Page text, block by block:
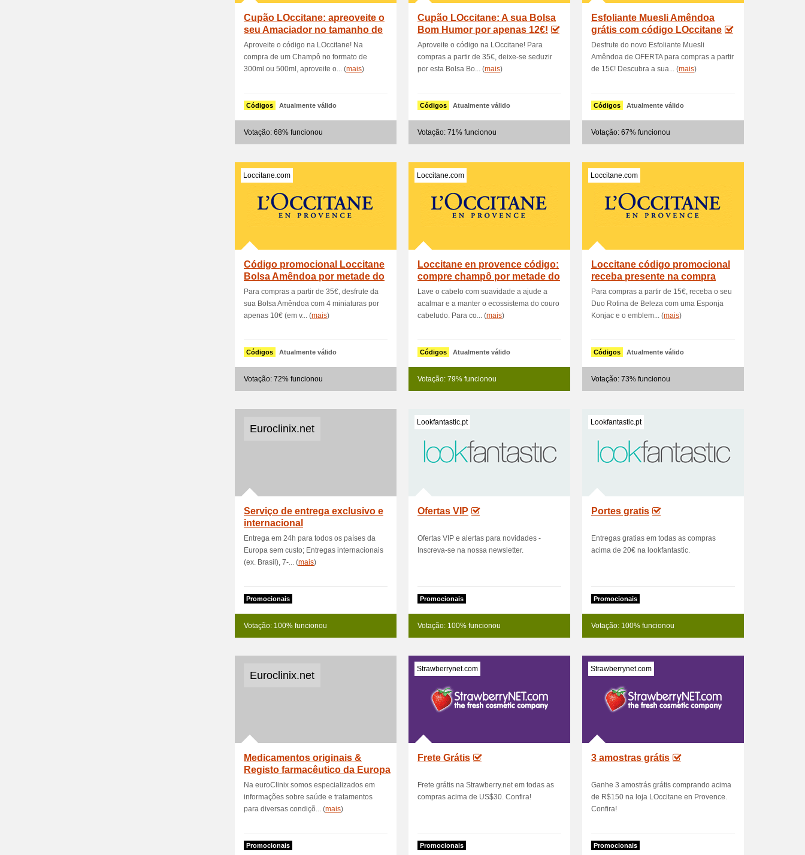
Cupão LOccitane: apreoveite o
seu Amaciador no tamanho de
7
Aproveite o código na LOccitane! Na
compra de um Champô no formato de
300ml ou 500ml, aproveite o... (mais)
Códigos Atualmente válido
Votação: 68% funcionou
Cupão LOccitane: A sua Bolsa
Bom Humor por apenas 12€!
Aproveite o código na LOccitane! Para
compras a partir de 35€, deixe-se seduzir
por esta Bolsa Bo... (mais)
Códigos Atualmente válido
Votação: 71% funcionou
Esfoliante Muesli Amêndoa
grátis com código LOccitane
Desfrute do novo Esfoliante Muesli
Amêndoa de OFERTA para compras a partir
de 15€! Descubra a sua... (mais)
Códigos Atualmente válido
Votação: 67% funcionou
Loccitane.com
Código promocional Loccitane
Bolsa Amêndoa por metade do
pr
Para compras a partir de 35€, desfrute da
sua Bolsa Amêndoa com 4 miniaturas por
apenas 10€ (em v... (mais)
Códigos Atualmente válido
Votação: 72% funcionou
Loccitane.com
Loccitane en provence código:
compre champô por metade do
p
Lave o cabelo com suavidade a ajude a
acalmar e a manter o ecossistema do couro
cabeludo. Para co... (mais)
Códigos Atualmente válido
Votação: 79% funcionou
Loccitane.com
Loccitane código promocional
receba presente na compra
supe
Para compras a partir de 15€, receba o seu
Duo Rotina de Beleza com uma Esponja
Konjac e o emblem... (mais)
Códigos Atualmente válido
Votação: 73% funcionou
Euroclinix.net
Serviço de entrega exclusivo e
internacional
Entrega em 24h para todos os países da
Europa sem custo; Entregas internacionais
(ex. Brasil), 7-... (mais)
Promocionais
Votação: 100% funcionou
Lookfantastic.pt
Ofertas VIP
Ofertas VIP e alertas para novidades -
Inscreva-se na nossa newsletter.
Promocionais
Votação: 100% funcionou
Lookfantastic.pt
Portes gratis
Entregas gratias em todas as compras
acima de 20€ na lookfantastic.
Promocionais
Votação: 100% funcionou
Euroclinix.net
Medicamentos originais &
Registo farmacêutico da Europa
Na euroClinix somos especializados em
informações sobre saúde e tratamentos
para diversas condiçõ... (mais)
Promocionais
Strawberrynet.com
Frete Grátis
Frete grátis na Strawberry.net em todas as
compras acima de US$30. Confira!
Promocionais
Strawberrynet.com
3 amostras grátis
Ganhe 3 amostrás grátis comprando acima
de R$150 na loja LOccitane en Provence.
Confira!
Promocionais